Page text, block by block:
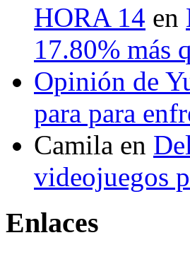
HORA 14 en
17.80% más
Opinión de
para para
Camila en
videojuegos
Enlaces